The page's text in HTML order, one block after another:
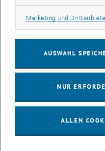
der Rektor der TU Wien,
Mag.art Martin Honzik, Ars
Institut für Handhabungsgeräte
Technische Universität (TU)
Marketing und
AUSWAHL
NUR
ALLEN